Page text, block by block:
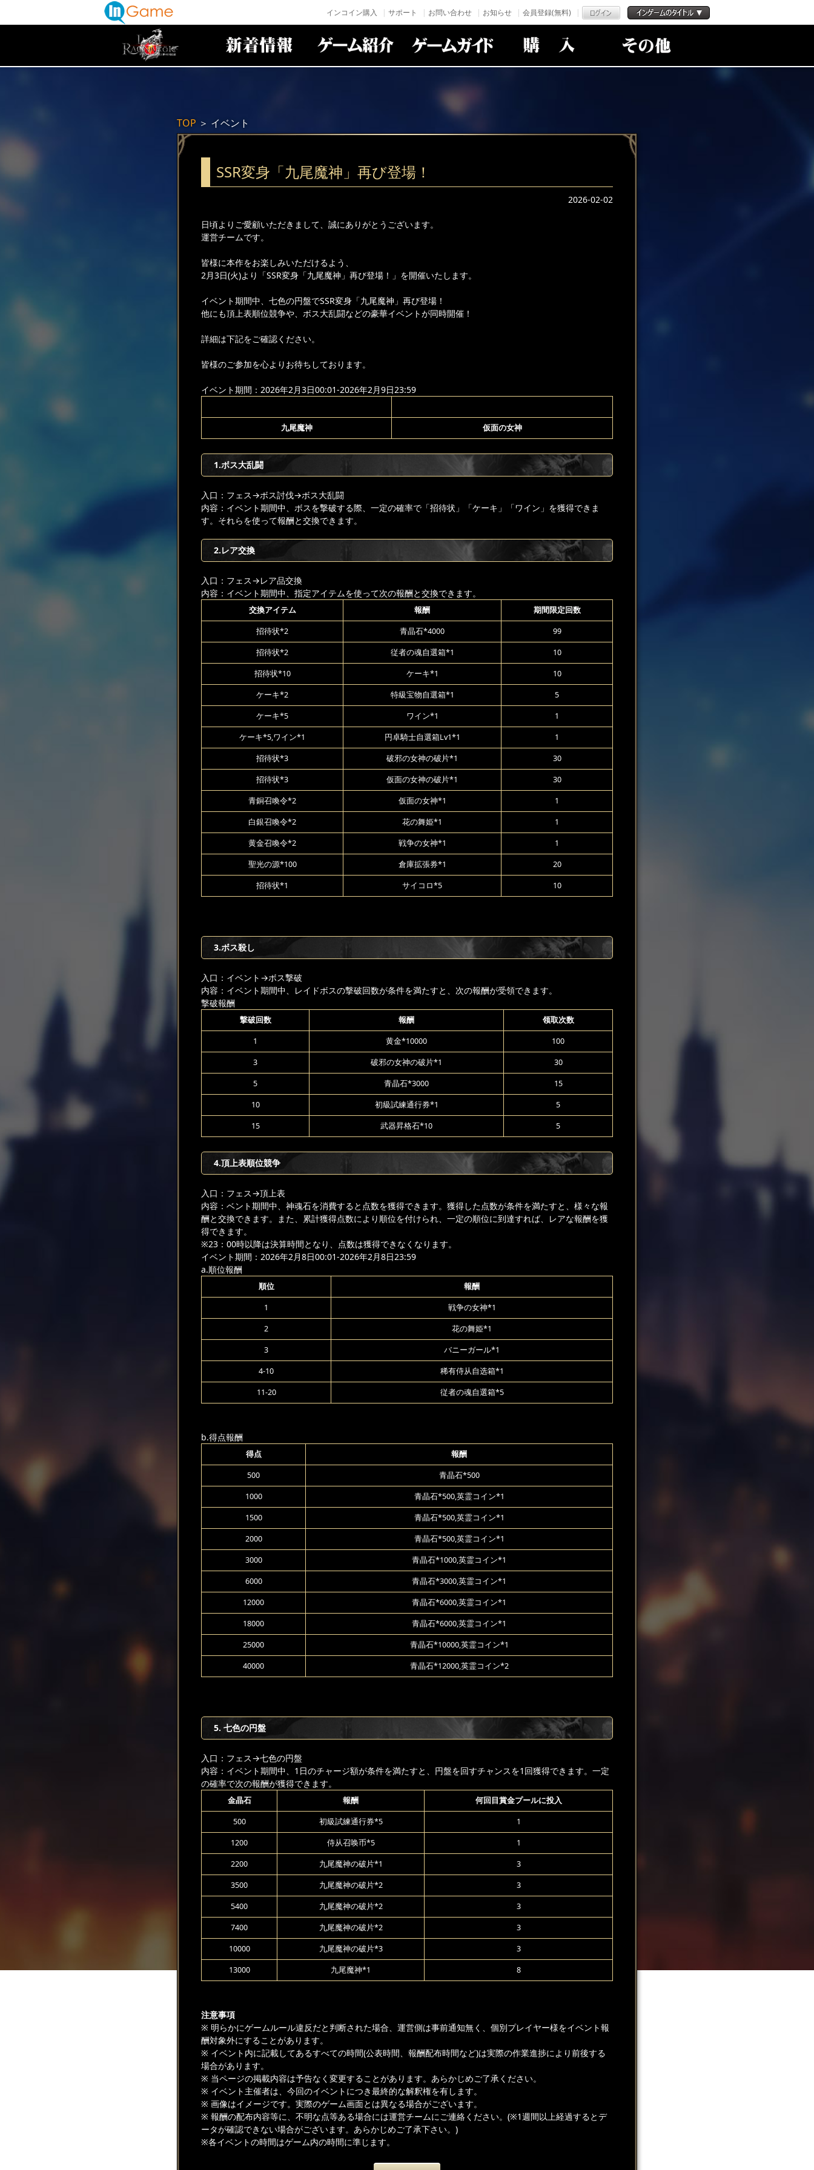
インコイン購入 サポート お問い合わせ お知らせ 会員登録(無料)
TOP ＞ イベント
SSR変身「九尾魔神」再び登場！
2026-02-02
日頃よりご愛顧いただきまして、誠にありがとうございます。
運営チームです。
皆様に本作をお楽しみいただけるよう、
2月3日(火)より「SSR変身「九尾魔神」再び登場！」を開催いたします。
イベント期間中、七色の円盤でSSR変身「九尾魔神」再び登場！
他にも頂上表順位競争や、ボス大乱闘などの豪華イベントが同時開催！
詳細は下記をご確認ください。
皆様のご参加を心よりお待ちしております。
イベント期間：2026年2月3日00:01-2026年2月9日23:59
九尾魔神 仮面の女神
1.ボス大乱闘
入口：フェス→ボス討伐→ボス大乱闘
内容：イベント期間中、ボスを撃破する際、一定の確率で「招待状」「ケーキ」「ワイン」を獲得できま
す。それらを使って報酬と交換できます。
2.レア交換
入口：フェス→レア品交換
内容：イベント期間中、指定アイテムを使って次の報酬と交換できます。
交換アイテム 報酬 期間限定回数
招待状*2 青晶石*4000 99
招待状*2 従者の魂自選箱*1 10
招待状*10 ケーキ*1 10
ケーキ*2 特級宝物自選箱*1 5
ケーキ*5 ワイン*1 1
ケーキ*5,ワイン*1 円卓騎士自選箱Lv1*1 1
招待状*3 破邪の女神の破片*1 30
招待状*3 仮面の女神の破片*1 30
青銅召喚令*2 仮面の女神*1 1
白銀召喚令*2 花の舞姫*1 1
黄金召喚令*2 戦争の女神*1 1
聖光の源*100 倉庫拡張券*1 20
招待状*1 サイコロ*5 10
3.ボス殺し
入口：イベント →ボス撃破
内容：イベント期間中、レイドボスの撃破回数が条件を満たすと、次の報酬が受領できます。
撃破報酬
撃破回数 報酬 领取次数
1 黄金*10000 100
3 破邪の女神の破片*1 30
5 青晶石*3000 15
10 初級試練通行券*1 5
15 武器昇格石*10 5
4.頂上表順位競争
入口：フェス→頂上表
内容：ベント期間中、神魂石を消費すると点数を獲得できます。獲得した点数が条件を満たすと、様々な報
酬と交換できます。また、累計獲得点数により順位を付けられ、一定の順位に到達すれば、レアな報酬を獲
得できます。
※23：00時以降は決算時間となり、点数は獲得できなくなります。
イベント期間：2026年2月8日00:01-2026年2月8日23:59
a.順位報酬
順位 報酬
1 戦争の女神*1
2 花の舞姫*1
3 バニーガール*1
4-10 稀有侍从自选箱*1
11-20 従者の魂自選箱*5
b.得点報酬
得点 報酬
500 青晶石*500
1000 青晶石*500,英霊コイン*1
1500 青晶石*500,英霊コイン*1
2000 青晶石*500,英霊コイン*1
3000 青晶石*1000,英霊コイン*1
6000 青晶石*3000,英霊コイン*1
12000 青晶石*6000,英霊コイン*1
18000 青晶石*6000,英霊コイン*1
25000 青晶石*10000,英霊コイン*1
40000 青晶石*12000,英霊コイン*2
5. 七色の円盤
入口：フェス→七色の円盤
内容：イベント期間中、1日のチャージ額が条件を満たすと、円盤を回すチャンスを1回獲得できます。一定
の確率で次の報酬が獲得できます。
金晶石 報酬 何回目賞金プールに投入
500 初級試練通行券*5 1
1200 侍从召唤币*5 1
2200 九尾魔神の破片*1 3
3500 九尾魔神の破片*2 3
5400 九尾魔神の破片*2 3
7400 九尾魔神の破片*2 3
10000 九尾魔神の破片*3 3
13000 九尾魔神*1 8
注意事項
※ 明らかにゲームルール違反だと判断された場合、運営側は事前通知無く、個別プレイヤー様をイベント報
酬対象外にすることがあります。
※ イベント内に記載してあるすべての時間(公表時間、報酬配布時間など)は実際の作業進捗により前後する
場合があります。
※ 当ページの掲載内容は予告なく変更することがあります。あらかじめご了承ください。
※ イベント主催者は、今回のイベントにつき最終的な解釈権を有します。
※ 画像はイメージです。実際のゲーム画面とは異なる場合がございます。
※ 報酬の配布内容等に、不明な点等ある場合には運営チームにご連絡ください。(※1週間以上経過するとデ
ータが確認できない場合がございます。あらかじめご了承下さい。)
※各イベントの時間はゲーム内の時間に準じます。